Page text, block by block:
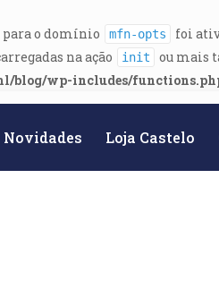
para o domínio mfn-opts
foi
na ação
init ou mais
blog/wp-includes/
Novidades Loja Castelo